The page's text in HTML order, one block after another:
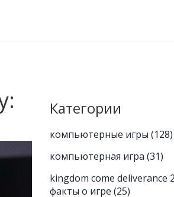
Категории
компьютерные игры (128)
компьютерная игра (31)
kingdom come deliverance
факты о игре (25)